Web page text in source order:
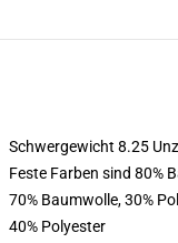
Schwergewicht 8.25
Feste Farben sind 80%
70% Baumwolle, 30%
40% Polyester